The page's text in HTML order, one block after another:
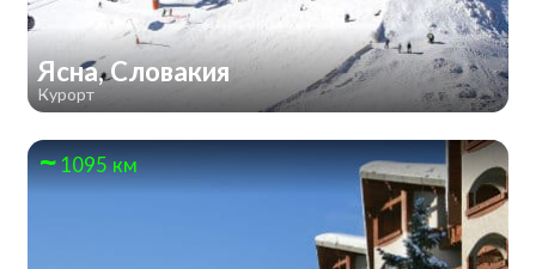
Ясна, Словакия
Курорт
1095 км